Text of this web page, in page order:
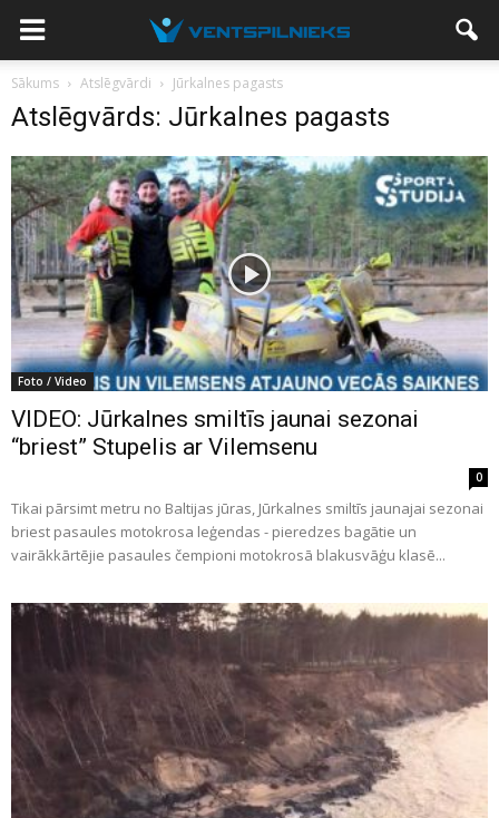
Sākums Atslēgvārdi Jūrkalnes pagasts
Atslēgvārds: Jūrkalnes pagasts
Foto / Video
VIDEO: Jūrkalnes smiltīs jaunai sezonai
“briest” Stupelis ar Vilemsenu
0
Tikai pārsimt metru no Baltijas jūras, Jūrkalnes smiltīs jaunajai sezonai
briest pasaules motokrosa leģendas - pieredzes bagātie un
vairākkārtējie pasaules čempioni motokrosā blakusvāģu klasē...